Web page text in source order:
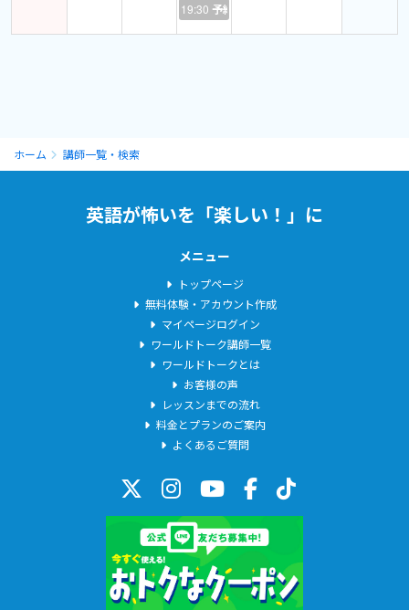
19:30 予約あり
ホーム 講師一覧・検索
英語が怖いを「楽しい！」に
メニュー
トップページ
無料体験・アカウント作成
マイページログイン
ワールドトーク講師一覧
ワールドトークとは
お客様の声
レッスンまでの流れ
料金とプランのご案内
よくあるご質問